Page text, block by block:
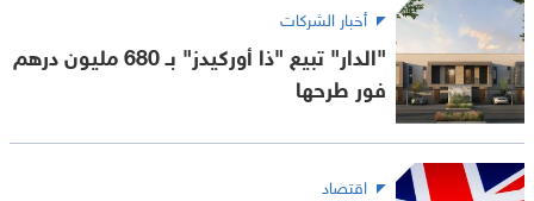
أخبار الشركات
"الدار" تبيع "ذا أوركيدز" بـ 680 مليون درهم
فور طرحها
اقتصاد